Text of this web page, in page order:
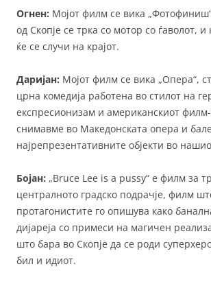
Огнен: Мојот филм се вика
од Скопје се трка со мотор со ѓаволот,
ќе се случи на крајот.
Даријан: Мојот филм се вика „Опера“,
црна комедија работена во стилот на
експресионизам и американскиот
снимавме во Македонската опера и
најрепрезентативните објекти во
Бојан: „Bruce Lee is a pussy“ е филм за
централното градско подрачје, филм
протагонистите го опишува како
дијареја со примеси на магичен
што бара во Скопје да се роди
бил и идиот.